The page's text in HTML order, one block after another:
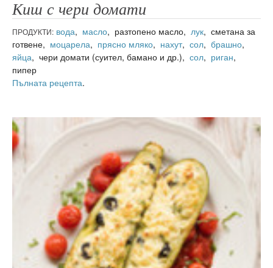
Киш с чери домати
ПРОДУКТИ: вода, масло, разтопено масло, лук, сметана за
готвене, моцарела, прясно мляко, нахут, сол, брашно,
яйца, чери домати (суител, бамано и др.), сол, риган,
пипер
Пълната рецепта.